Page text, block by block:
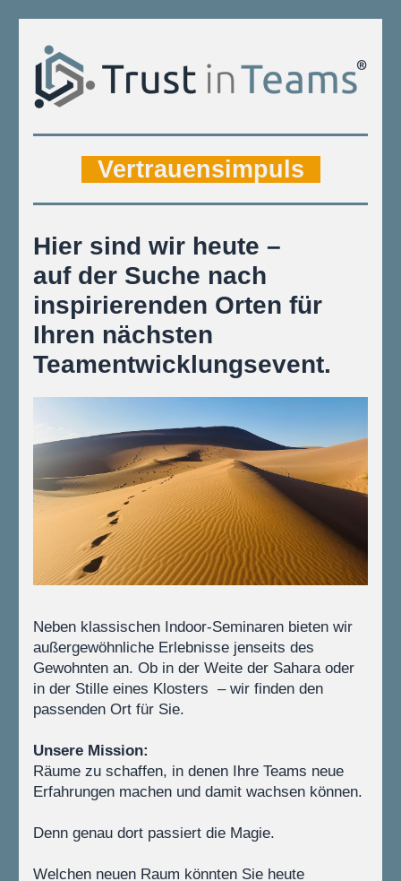
Vertrauensimpuls
Hier sind wir heute –
auf der Suche nach
inspirierenden Orten für
Ihren nächsten
Teamentwicklungsevent.
Neben klassischen Indoor-Seminaren bieten wir
außergewöhnliche Erlebnisse jenseits des
Gewohnten an. Ob in der Weite der Sahara oder
in der Stille eines Klosters  – wir finden den
passenden Ort für Sie.
Unsere Mission:
Räume zu schaffen, in denen Ihre Teams neue
Erfahrungen machen und damit wachsen können.
Denn genau dort passiert die Magie.
Welchen neuen Raum könnten Sie heute